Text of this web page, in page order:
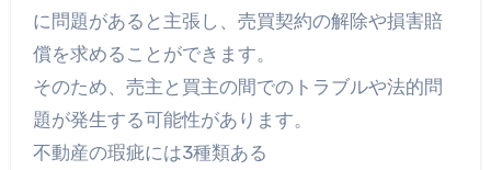
に問題があると主張し、売買契約の解除や損害賠
償を求めることができます。
そのため、売主と買主の間でのトラブルや法的問
題が発生する可能性があります。
不動産の瑕疵には3種類ある